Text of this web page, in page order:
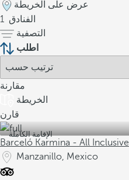
عرض على الخريطة
1 الفنادق
التصفية
اطلب
مقارنة
الخريطة
قارن
الإقامة الكاملة
Barceló Karmina - All Inclusive
Manzanillo, Mexico